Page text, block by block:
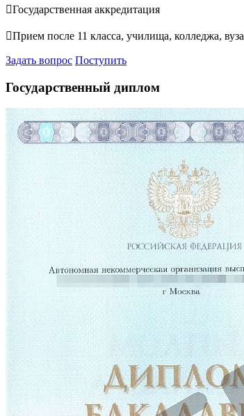
Государственная аккредитация
Прием после 11 класса, училища, колледжа, вуза
Задать вопрос Поступить
Государственный диплом